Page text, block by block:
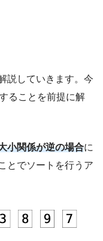
説していきます。今
ることを前提に解
小関係が逆の場合に
とでソートを行うア